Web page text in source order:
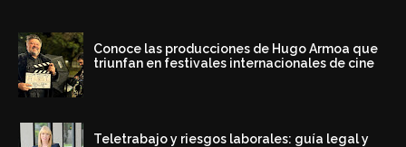
Conoce las producciones de Hugo Armoa que
triunfan en festivales internacionales de cine
Teletrabajo y riesgos laborales: guía legal y